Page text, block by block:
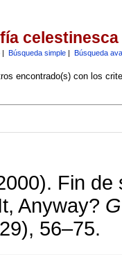
celestinesca
| Búsqueda simple| Búsqueda
encontrado(s) con los
Fin
Anyway?
56–75.